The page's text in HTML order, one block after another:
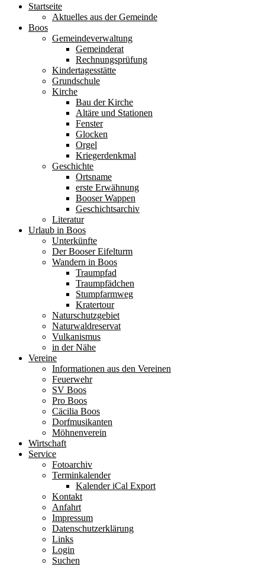
Startseite
Aktuelles aus der Gemeinde
Boos
Gemeindeverwaltung
Gemeinderat
Rechnungsprüfung
Kindertagesstätte
Grundschule
Kirche
Bau der Kirche
Altäre und Stationen
Fenster
Glocken
Orgel
Kriegerdenkmal
Geschichte
Ortsname
erste Erwähnung
Booser Wappen
Geschichtsarchiv
Literatur
Urlaub in Boos
Unterkünfte
Der Booser Eifelturm
Wandern in Boos
Traumpfad
Traumpfädchen
Stumpfarmweg
Kratertour
Naturschutzgebiet
Naturwaldreservat
Vulkanismus
in der Nähe
Vereine
Informationen aus den Vereinen
Feuerwehr
SV Boos
Pro Boos
Cäcilia Boos
Dorfmusikanten
Möhnenverein
Wirtschaft
Service
Fotoarchiv
Terminkalender
Kalender iCal Export
Kontakt
Anfahrt
Impressum
Datenschutzerklärung
Links
Login
Suchen